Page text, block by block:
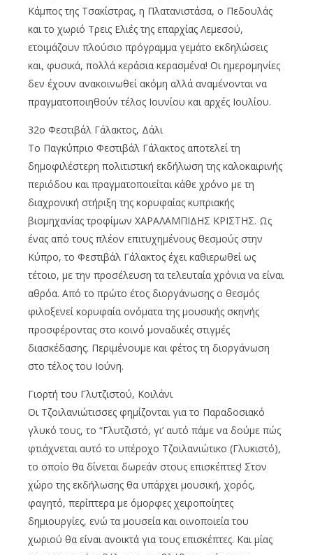
Κάμπος της Τσακίστρας, η Πλατανιστάσα, ο Πεδουλάς
και το χωριό Τρεις Ελιές της επαρχίας Λεμεσού,
ετοιμάζουν πλούσιο πρόγραμμα γεμάτο εκδηλώσεις
και, φυσικά, πολλά κεράσια κερασμένα! Οι ημερομηνίες
δεν έχουν ανακοινωθεί ακόμη αλλά αναμένονται να
πραγματοποιηθούν τέλος Ιουνίου και αρχές Ιουλίου.
32o Φεστιβάλ Γάλακτος, Δάλι
Το Παγκύπριο Φεστιβάλ Γάλακτος αποτελεί τη
δημοφιλέστερη πολιτιστική εκδήλωση της καλοκαιρινής
περιόδου και πραγματοποιείται κάθε χρόνο με τη
διαχρονική στήριξη της κορυφαίας κυπριακής
βιομηχανίας τροφίμων ΧΑΡΑΛΑΜΠΙΔΗΣ ΚΡΙΣΤΗΣ. Ως
ένας από τους πλέον επιτυχημένους θεσμούς στην
Κύπρο, το Φεστιβάλ Γάλακτος έχει καθιερωθεί ως
τέτοιο, με την προσέλευση τα τελευταία χρόνια να είναι
αθρόα. Από το πρώτο έτος διοργάνωσης ο θεσμός
φιλοξενεί κορυφαία ονόματα της μουσικής σκηνής
προσφέροντας στο κοινό μοναδικές στιγμές
διασκέδασης. Περιμένουμε και φέτος τη διοργάνωση
στο τέλος του Ιούνη.
Γιορτή του Γλυτζιστού, Κοιλάνι
Οι Τζοιλανιώτισσες φημίζονται για το Παραδοσιακό
γλυκό τους, το “Γλυτζιστό, γι’ αυτό πάμε να δούμε πώς
φτιάχνεται αυτό το υπέροχο Τζοιλανιώτικο (Γλυκιστό),
το οποίο θα δίνεται δωρεάν στους επισκέπτες! Στον
χώρο της εκδήλωσης θα υπάρχει μουσική, χορός,
φαγητό, περίπτερα με όμορφες χειροποίητες
δημιουργίες, ενώ τα μουσεία και οινοποιεία του
χωριού θα είναι ανοικτά για τους επισκέπτες. Και μίας